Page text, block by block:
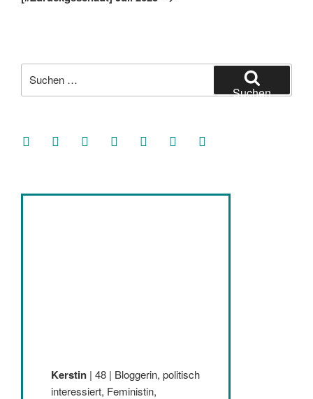
nach:
Suchen
facebooksoundcloud
twitter mastodoninstagramthreads goodreads
Kerstin | 48 | Bloggerin, politisch
interessiert, Feministin,